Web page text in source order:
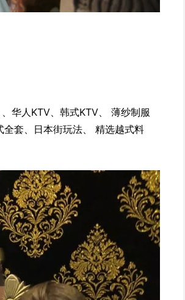
华人KTV、韩式KTV、 薄纱制服
套、日本街玩法、 精选越式料